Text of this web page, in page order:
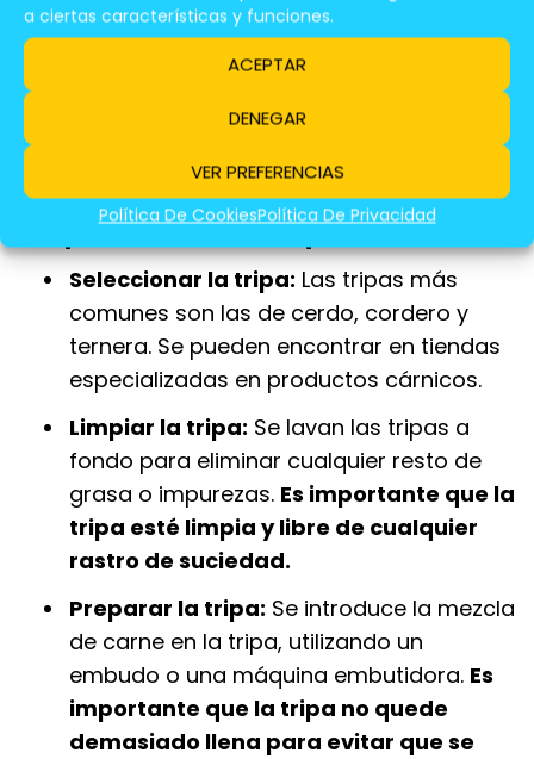
a ciertas características y funciones.
ACEPTAR
DENEGAR
VER PREFERENCIAS
Política De CookiesPolítica De Privacidad
Mezclar la carne con los ingredientes:
Se añaden especias, sal, ajo, pimentón,
vino, etc. según la receta.
que la mezcla sea homogénea para
Preparación De La Tripa:
Seleccionar la tripa: Las tripas más
comunes son las de cerdo, cordero y
ternera. Se pueden encontrar en tiendas
especializadas en productos cárnicos.
Limpiar la tripa: Se lavan las tripas a
fondo para eliminar cualquier resto de
grasa o impurezas. Es importante que la
tripa esté limpia y libre de cualquier
rastro de suciedad.
Preparar la tripa: Se introduce la mezcla
de carne en la tripa, utilizando un
embudo o una máquina embutidora. Es
importante que la tripa no quede
demasiado llena para evitar que se